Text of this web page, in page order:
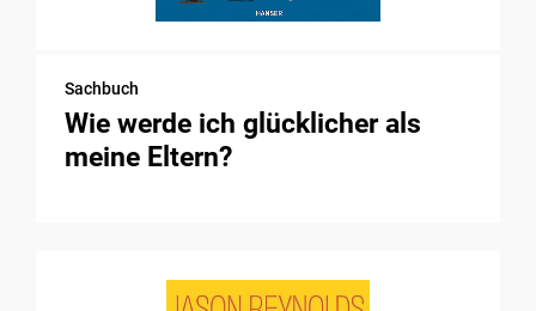
Sachbuch
Wie werde ich glücklicher als
meine Eltern?